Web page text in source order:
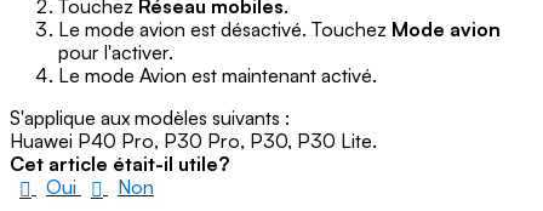
Touchez Réseau mobiles.
Le mode avion est désactivé. Touchez Mode avion
pour l'activer.
Le mode Avion est maintenant activé.
S'applique aux modèles suivants :
Huawei P40 Pro, P30 Pro, P30, P30 Lite.
Cet article était-il utile?
Oui
Non